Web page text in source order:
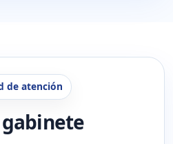
de atención